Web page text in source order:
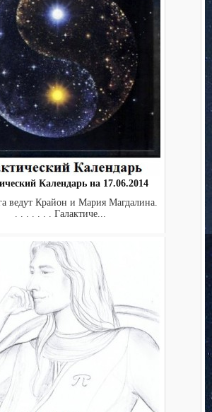
Календарь на 17.06.2014
ведут Крайон и Мария Магдалина.
. . . . . . . Галактиче...